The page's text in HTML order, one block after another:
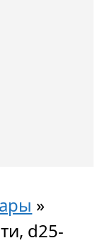
»
d25-